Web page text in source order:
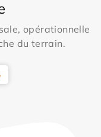
opérationnelle
du terrain.